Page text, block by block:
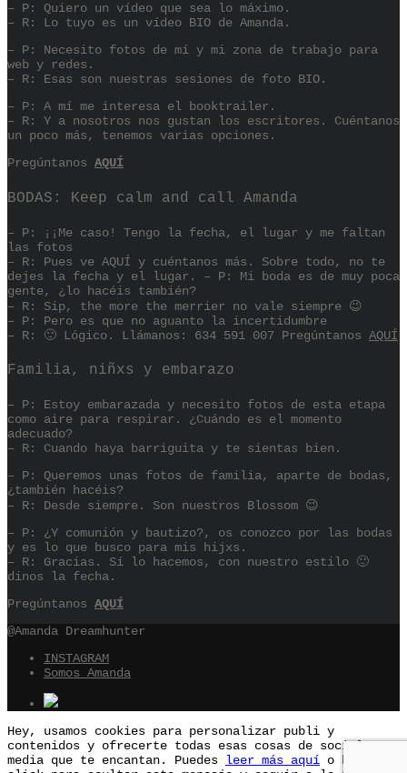
– P: Quiero un vídeo que sea lo máximo.
– R: Lo tuyo es un vídeo BIO de Amanda.
– P: Necesito fotos de mí y mi zona de trabajo para
web y redes.
– R: Esas son nuestras sesiones de foto BIO.
– P: A mí me interesa el booktrailer.
– R: Y a nosotros nos gustan los escritores. Cuéntanos
un poco más, tenemos varias opciones.
Pregúntanos AQUÍ
BODAS: Keep calm and call Amanda
– P: ¡¡Me caso! Tengo la fecha, el lugar y me faltan
las fotos
– R: Pues ve AQUÍ y cuéntanos más. Sobre todo, no te
dejes la fecha y el lugar. – P: Mi boda es de muy poca
gente, ¿lo hacéis también?
– R: Sip, the more the merrier no vale siempre 😉
– P: Pero es que no aguanto la incertidumbre
– R: 🙂 Lógico. Llámanos: 634 591 007 Pregúntanos AQUÍ
Familia, niñxs y embarazo
– P: Estoy embarazada y necesito fotos de esta etapa
como aire para respirar. ¿Cuándo es el momento
adecuado?
– R: Cuando haya barriguita y te sientas bien.
– P: Queremos unas fotos de familia, aparte de bodas,
¿también hacéis?
– R: Desde siempre. Son nuestros Blossom 😉
– P: ¿Y comunión y bautizo?, os conozco por las bodas
y es lo que busco para mis hijxs.
– R: Gracias. Sí lo hacemos, con nuestro estilo 🙂
dinos la fecha.
Pregúntanos AQUÍ
@Amanda Dreamhunter
INSTAGRAM
Somos Amanda
Hey, usamos cookies para personalizar publi y
contenidos y ofrecerte todas esas cosas de social
media que te encantan. Puedes leer más aquí o hacer